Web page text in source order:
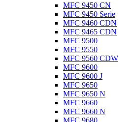
MFC 9450 CN
MFC 9450 Serie
MFC 9460 CDN
MFC 9465 CDN
MFC 9500
MFC 9550
MFC 9560 CDW
MFC 9600
MFC 9600 J
MFC 9650
MFC 9650 N
MFC 9660
MFC 9660 N
MFC 9680